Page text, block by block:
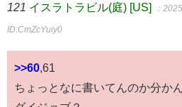
121 イスラトラビル(庭) [US] ：
ID:CmZcYuiy0
>>60 ,61
ちょっとなに書いてんのか分か